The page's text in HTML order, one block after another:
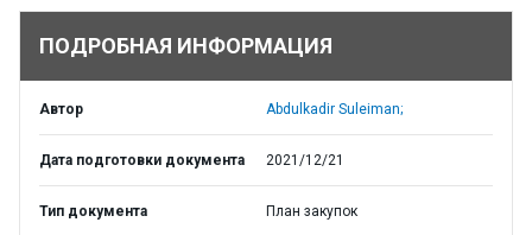
ПОДРОБНАЯ ИНФОРМАЦИЯ
Автор Abdulkadir Suleiman;
Дата подготовки документа 2021/12/21
Тип документа План закупок